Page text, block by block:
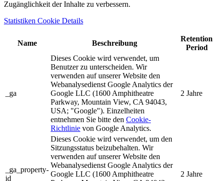
Zugänglichkeit der Inhalte zu verbessern.
Statistiken Cookie Details
Name Beschreibung
Retention
Period
_ga
Dieses Cookie wird verwendet, um
Benutzer zu unterscheiden. Wir
verwenden auf unserer Website den
Webanalysedienst Google Analytics der
Google LLC (1600 Amphitheatre
Parkway, Mountain View, CA 94043,
USA; "Google"). Einzelheiten
entnehmen Sie bitte den Cookie-
Richtlinie von Google Analytics.
2 Jahre
_ga_property-
id
Dieses Cookie wird verwendet, um den
Sitzungsstatus beizubehalten. Wir
verwenden auf unserer Website den
Webanalysedienst Google Analytics der
Google LLC (1600 Amphitheatre
2 Jahre